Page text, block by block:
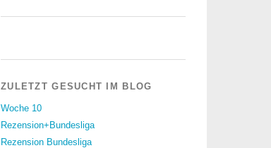
ZULETZT GESUCHT IM BLOG
Woche 10
Rezension+Bundesliga
Rezension Bundesliga